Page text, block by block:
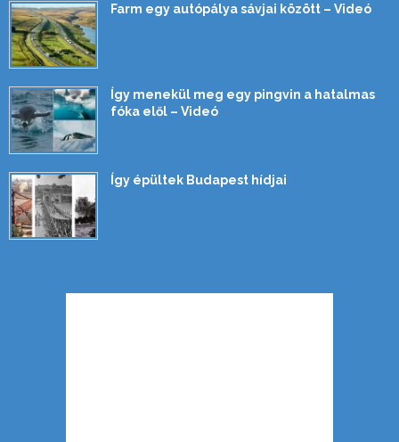
Farm egy autópálya sávjai között – Videó
Így menekül meg egy pingvin a hatalmas
fóka elől – Videó
Így épültek Budapest hídjai